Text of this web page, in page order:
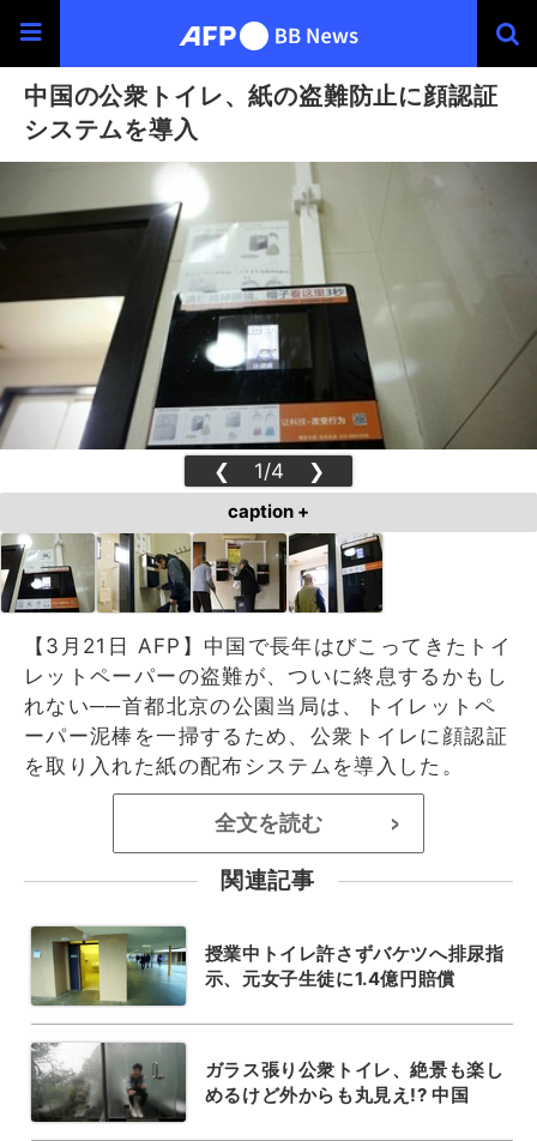
中国の公衆トイレ、紙の盗難防止に顔認証
システムを導入
❮ 1/4 ❯
caption +
【3月21日 AFP】中国で長年はびこってきたトイ
レットペーパーの盗難が、ついに終息するかもし
れない──首都北京の公園当局は、トイレットペ
ーパー泥棒を一掃するため、公衆トイレに顔認証
を取り入れた紙の配布システムを導入した。
全文を読む >
関連記事
授業中トイレ許さずバケツへ排尿指
示、元女子生徒に1.4億円賠償
ガラス張り公衆トイレ、絶景も楽し
めるけど外からも丸見え!? 中国